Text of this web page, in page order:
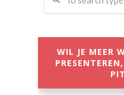
WIL JE MEER